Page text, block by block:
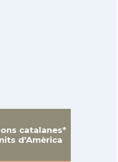
catalanes*
d'Amèrica